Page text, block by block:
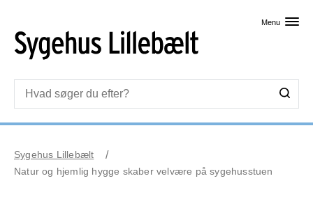
Menu
Sygehus Lillebælt
Natur og hjemlig hygge skaber velvære på sygehusstuen